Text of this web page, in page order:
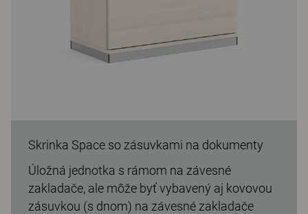
Skrinka Space so zásuvkami na dokumenty
Úložná jednotka s rámom na závesné
zakladače, ale môže byť vybavený aj kovovou
zásuvkou (s dnom) na závesné zakladače